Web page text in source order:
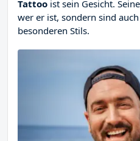
Tattoo ist sein Gesicht.
wer er ist, sondern sind
besonderen Stils.